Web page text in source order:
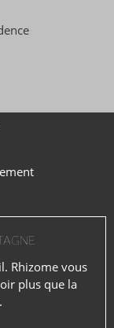
Rhizome vous
plus que la